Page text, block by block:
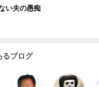
い夫の愚痴
るブログ